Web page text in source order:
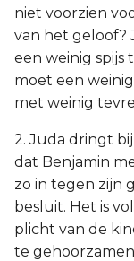
niet voorzien
van het geloof?
een weinig spijs
moet een
met weinig
2. Juda dringt
dat Benjamin
zo in tegen zijn
besluit. Het is
plicht van de
te